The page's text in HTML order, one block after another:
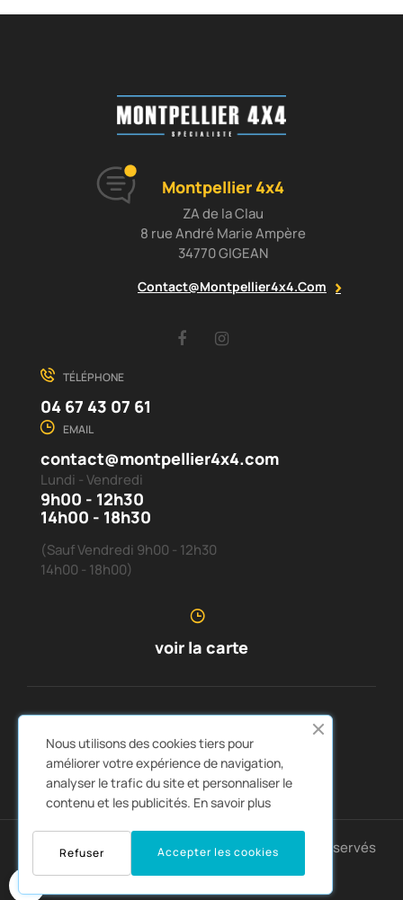
Montpellier 4x4
ZA de la Clau
8 rue André Marie Ampère
34770 GIGEAN
Contact@montpellier4x4.com
Facebook
TÉLÉPHONE
04 67 43 07 61
EMAIL
contact@montpellier4x4.com
Lundi - Vendredi
9h00 - 12h30
14h00 - 18h30
(Sauf Vendredi 9h00 - 12h30
14h00 - 18h00)
voir la carte

LIENS RAPIDES  CATALOGUES
Copyright © 2025 Montpellier4x4. Tous droits réservés
Nous utilisons des cookies tiers pour
améliorer votre expérience de navigation,
analyser le trafic du site et personnaliser le
contenu et les publicités. En savoir plus
Accepter les cookies
Refuser